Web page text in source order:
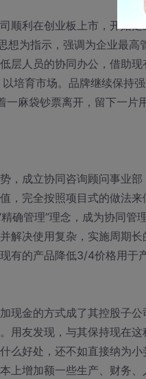
顺利在创业板上市，开始
想为指示，强调为企业最
层人员的协同办公，借助
培育市场。品牌继续保持
一麻袋钞票离开，留下一
，成立协同咨询顾问事业
，完全按照项目式的做法
确管理”理念，成为协同
解决使用复杂，实施周期
有的产品降低3/4价格用于
现金的方式成了其控股子
用友发现，与其保持现在
么好处，还不如直接纳为
上增加额一些生产、财务